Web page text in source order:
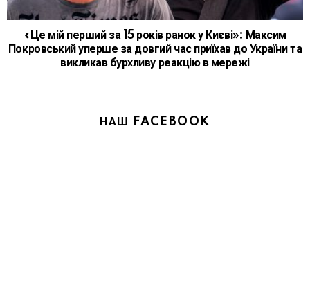
«Це мій перший за 15 років ранок у Києві»: Максим
Покровський уперше за довгий час приїхав до України та
викликав бурхливу реакцію в мережі
НАШ FACEBOOK